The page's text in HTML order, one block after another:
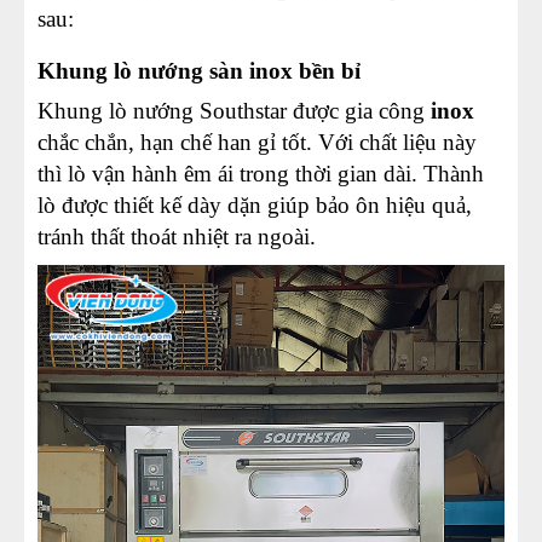
sau:
Khung lò nướng sàn inox bền bỉ
Khung lò nướng Southstar được gia công inox
chắc chắn, hạn chế han gỉ tốt. Với chất liệu này
thì lò vận hành êm ái trong thời gian dài. Thành
lò được thiết kế dày dặn giúp bảo ôn hiệu quả,
tránh thất thoát nhiệt ra ngoài.